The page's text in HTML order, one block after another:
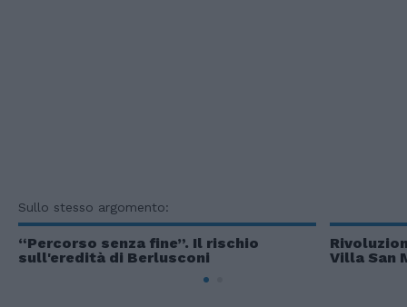
Sullo stesso argomento:
“Percorso senza fine”. Il rischio
sull'eredità di Berlusconi
Villa San